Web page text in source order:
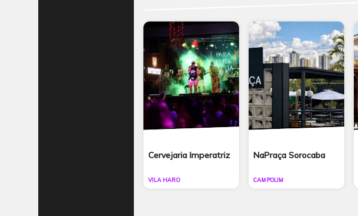
Cervejaria Imperatriz
VILA HARO
NaPraça Sorocaba
CAMPOLIM